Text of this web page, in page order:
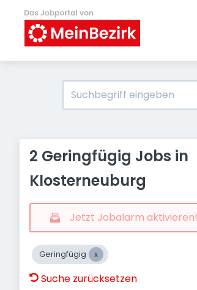
2 Geringfügig Jobs in
Klosterneuburg
Jetzt Jobalarm aktivieren!
Geringfügig
Suche zurücksetzen